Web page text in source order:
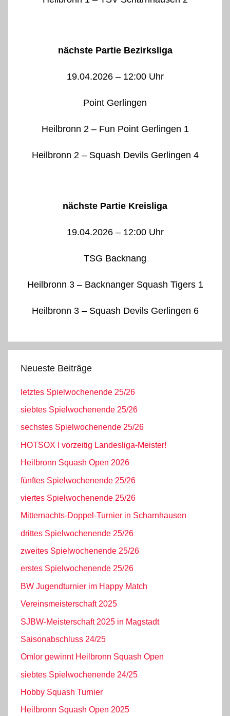
nächste Partie Bezirksliga
19.04.2026 – 12:00 Uhr
Point Gerlingen
Heilbronn 2 – Fun Point Gerlingen 1
Heilbronn 2 – Squash Devils Gerlingen 4
nächste Partie Kreisliga
19.04.2026 – 12:00 Uhr
TSG Backnang
Heilbronn 3 – Backnanger Squash Tigers 1
Heilbronn 3 – Squash Devils Gerlingen 6
Neueste Beiträge
letztes Spielwochenende 25/26
siebtes Spielwochenende 25/26
sechstes Spielwochenende 25/26
HOTSOX I vorzeitig Landesliga-Meister!
Heilbronn Squash Open 2026
fünftes Spielwochenende 25/26
viertes Spielwochenende 25/26
Mitternachts-Doppel-Turnier in Scharnhausen
drittes Spielwochenende 25/26
zweites Spielwochenende 25/26
erstes Spielwochenende 25/26
BW Jugendturnier im Happy Match
Vereinsmeisterschaft 2025
SJBW-Meisterschaft 2025 in Magstadt
Saisonabschluss 24/25
Omlor gewinnt Heilbronn Squash Open
siebtes Spielwochenende 24/25
Hobby Squash Turnier
Heilbronn Squash Open 2025